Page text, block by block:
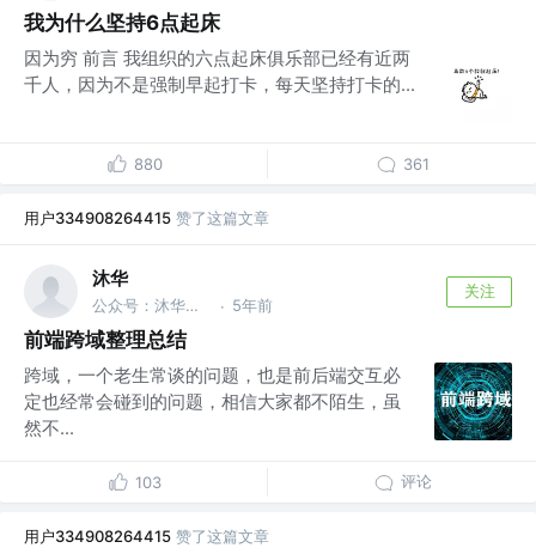
我为什么坚持6点起床
因为穷 前言 我组织的六点起床俱乐部已经有近两
千人，因为不是强制早起打卡，每天坚持打卡的...
880 361
用户334908264415 赞了这篇文章
沐华
公众号：沐华说技术 @全干工程师 · 5年前
关注
前端跨域整理总结
跨域，一个老生常谈的问题，也是前后端交互必
定也经常会碰到的问题，相信大家都不陌生，虽
然不...
103 评论
用户334908264415 赞了这篇文章